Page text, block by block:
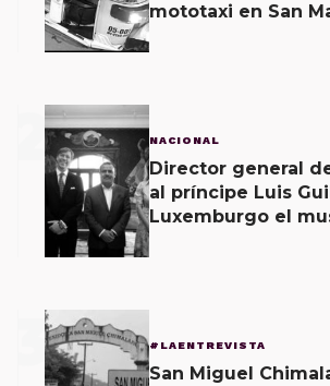
mototaxi en San
2 NACIONAL
Director general
al príncipe Luis
Luxemburgo el
3 #LAENTREVISTA
San Miguel